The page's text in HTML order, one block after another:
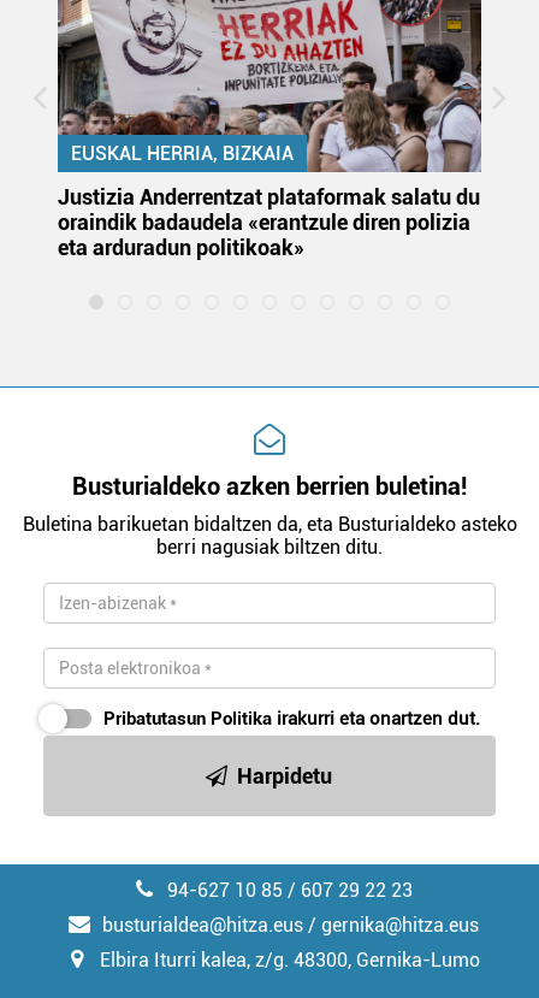
EUSKAL HERRIA, BIZKAIA
Justizia Anderrentzat plataformak salatu du
oraindik badaudela «erantzule diren polizia
eta arduradun politikoak»
Busturialdeko azken berrien buletina!
Buletina barikuetan bidaltzen da, eta Busturialdeko asteko
berri nagusiak biltzen ditu.
Pribatutasun Politika irakurri eta onartzen dut.
Harpidetu
94-627 10 85 / 607 29 22 23
busturialdea@hitza.eus / gernika@hitza.eus
Elbira Iturri kalea, z/g. 48300, Gernika-Lumo